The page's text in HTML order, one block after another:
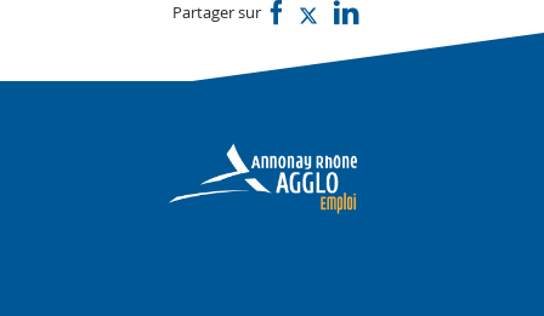
Partager sur